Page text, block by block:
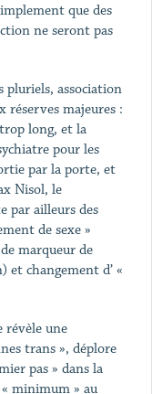
que des
ne seront pas
pluriels, association
réserves majeures :
long, et la
pour les
par la porte, et
Nisol, le
par ailleurs des
de sexe »
marqueur de
et changement d’ «
révèle une
trans », déplore
pas » dans la
minimum » au